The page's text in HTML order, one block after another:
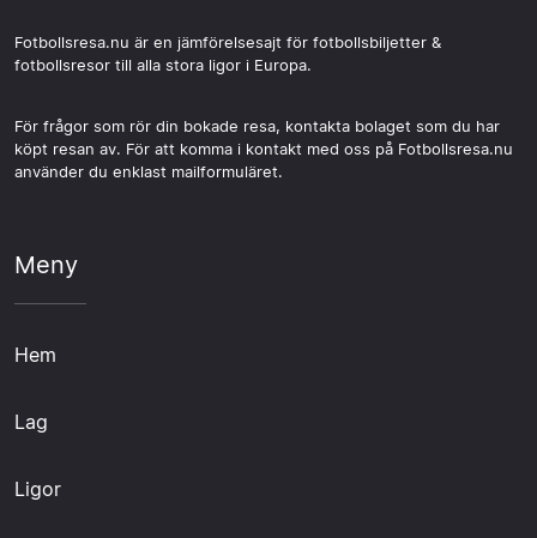
Fotbollsresa.nu är en jämförelsesajt för fotbollsbiljetter &
fotbollsresor till alla stora ligor i Europa.
För frågor som rör din bokade resa, kontakta bolaget som du har
köpt resan av. För att komma i kontakt med oss på Fotbollsresa.nu
använder du enklast mailformuläret.
Meny
Hem
Lag
Ligor